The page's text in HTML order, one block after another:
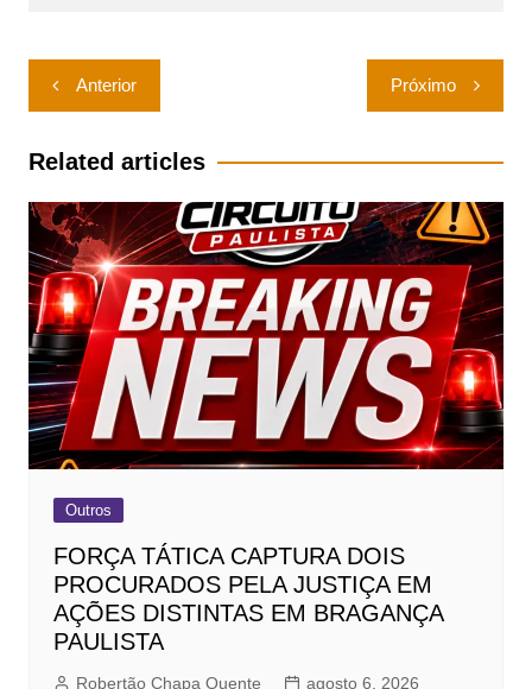
Navegação
de
Post
Anterior Próximo
Related articles
Outros
FORÇA TÁTICA CAPTURA DOIS
PROCURADOS PELA JUSTIÇA EM
AÇÕES DISTINTAS EM BRAGANÇA
PAULISTA
Robertão Chapa Quente agosto 6, 2026